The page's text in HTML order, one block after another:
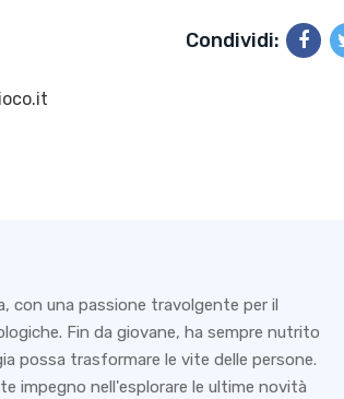
Condividi:
con una passione travolgente per il
Fin da giovane, ha sempre nutrito
possa trasformare le vite delle persone.
impegno nell'esplorare le ultime novità